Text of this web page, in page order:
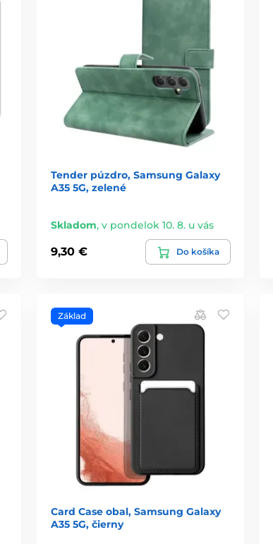
Tender púzdro, Samsung Galaxy
A35 5G, zelené
Skladom, v pondelok 10. 8. u vás
9,30 € Do košíka
Základ
Card Case obal, Samsung Galaxy
A35 5G, čierny